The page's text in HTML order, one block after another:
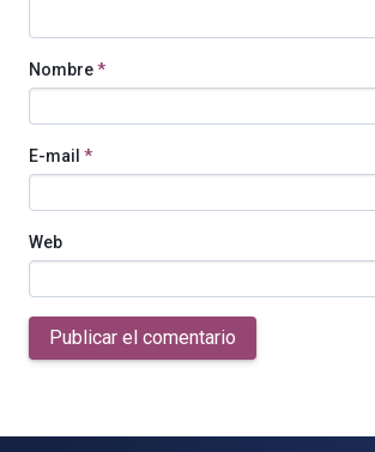
Nombre*
E-mail *
Web
Publicar el comentario